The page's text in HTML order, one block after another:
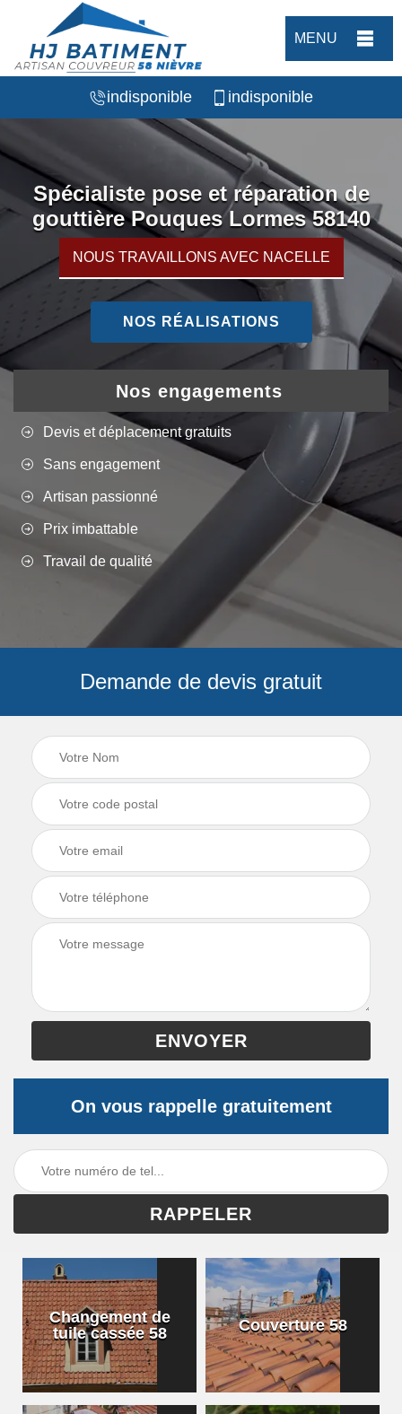
MENU
indisponible indisponible
Spécialiste pose et réparation de
gouttière Pouques Lormes 58140
NOUS TRAVAILLONS AVEC NACELLE
NOS RÉALISATIONS
Nos engagements
Devis et déplacement gratuits
Sans engagement
Artisan passionné
Prix imbattable
Travail de qualité
Demande de devis gratuit
On vous rappelle gratuitement
Changement de
tuile cassée 58
Couverture 58